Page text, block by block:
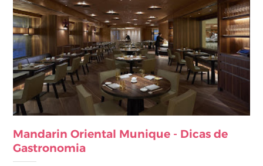
Consultoria de Viagens de Luxo
Mandarin Oriental Munique - Dicas de
Gastronomia